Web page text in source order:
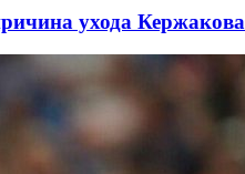
ухода Кержакова